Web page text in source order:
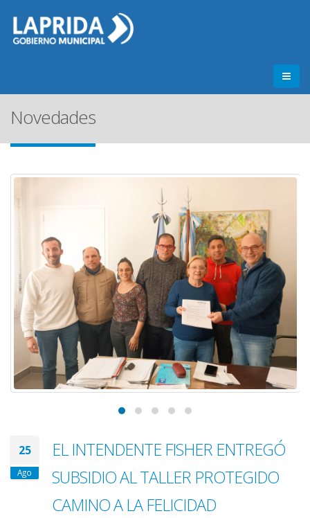
Novedades
25
Ago
EL INTENDENTE FISHER ENTREGÓ
SUBSIDIO AL TALLER PROTEGIDO
CAMINO A LA FELICIDAD